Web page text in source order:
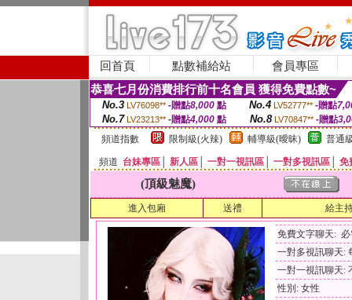
回首頁 點數補給站 會員專區
恭喜七月份消費排行前十名會員 獲得免費點數~
No.3 LV76098** -贈點8,000點 No.4 LV52777** -贈點
No.7 LV23213** -贈點4,000 點 No.8 LV70847** -贈點
頻道指數
限制級(火辣) 輔導級(曖昧) 普通
頻道 台妹專區 新人區 一對一視訊區 一對多視訊區 免
(頂級魅魔)
進入包廂 送禮 給主
免費文字聊天:
一對多視訊聊天:
一對一視訊聊天:
性別: 女性